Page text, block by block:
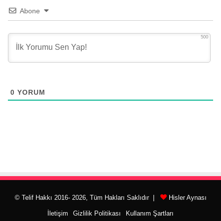
Abone
500
0 YORUM
© Telif Hakkı 2016- 2026, Tüm Hakları Saklıdır | Hisler Aynası
İletişim Gizlilik Politikası Kullanım Şartları